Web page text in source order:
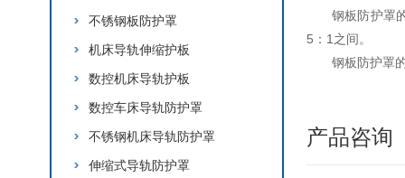
不锈钢板防护罩
机床导轨伸缩护板
数控机床导轨护板
数控车床导轨防护罩
不锈钢机床导轨防护罩
伸缩式导轨防护罩
钢板防护罩
5：1之间。
钢板防护罩
产品咨询